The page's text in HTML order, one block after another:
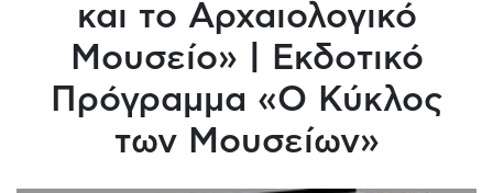
και το Αρχαιολογικό
Μουσείο» | Εκδοτικό
Πρόγραμμα «Ο Κύκλος
των Μουσείων»